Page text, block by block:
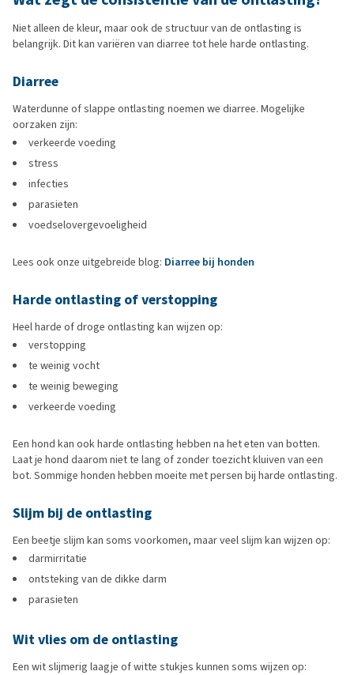
Niet alleen de kleur, maar ook de structuur van de ontlasting is
belangrijk. Dit kan variëren van diarree tot hele harde ontlasting.
Diarree
Waterdunne of slappe ontlasting noemen we diarree. Mogelijke
oorzaken zijn:
verkeerde voeding
stress
infecties
parasieten
voedselovergevoeligheid
Lees ook onze uitgebreide blog: Diarree bij honden
Harde ontlasting of verstopping
Heel harde of droge ontlasting kan wijzen op:
verstopping
te weinig vocht
te weinig beweging
verkeerde voeding
Een hond kan ook harde ontlasting hebben na het eten van botten.
Laat je hond daarom niet te lang of zonder toezicht kluiven van een
bot. Sommige honden hebben moeite met persen bij harde ontlasting.
Slijm bij de ontlasting
Een beetje slijm kan soms voorkomen, maar veel slijm kan wijzen op:
darmirritatie
ontsteking van de dikke darm
parasieten
Wit vlies om de ontlasting
Een wit slijmerig laagje of witte stukjes kunnen soms wijzen op: